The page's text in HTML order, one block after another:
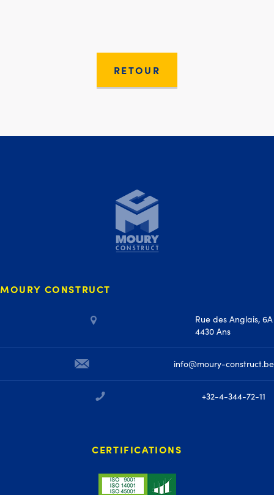
RETOUR
MOURY CONSTRUCT
Rue des Anglais, 6A
4430 Ans
info@moury-construct.be
+32-4-344-72-11
CERTIFICATIONS